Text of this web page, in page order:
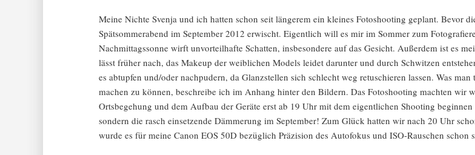
Meine Nichte Svenja und ich hatten schon seit längerem ein kleines Fotoshooting geplant. Bevor
Spätsommerabend im September 2012 erwischt. Eigentlich will es mir im Sommer zum
Nachmittagssonne wirft unvorteilhafte Schatten, insbesondere auf das Gesicht. Außerdem ist es
lässt früher nach, das Makeup der weiblichen Models leidet darunter und durch Schwitzen
es abtupfen und/oder nachpudern, da Glanzstellen sich schlecht weg retuschieren lassen. Was
machen zu können, beschreibe ich im Anhang hinter den Bildern. Das Fotoshooting machten wir
Ortsbegehung und dem Aufbau der Geräte erst ab 19 Uhr mit dem eigentlichen Shooting
sondern die rasch einsetzende Dämmerung im September! Zum Glück hatten wir nach 20 Uhr
wurde es für meine Canon EOS 50D bezüglich Präzision des Autofokus und ISO-Rauschen schon